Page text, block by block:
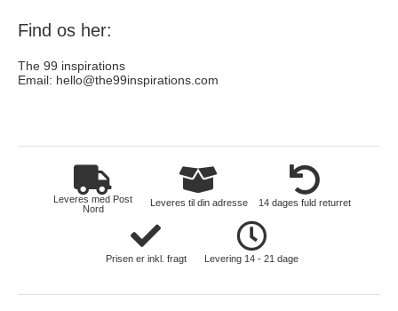
Find os her:
The 99 inspirations
Email: hello@the99inspirations.com
Leveres med Post
Nord
Leveres til din adresse 14 dages fuld returret
Prisen er inkl. fragt Levering 14 - 21 dage